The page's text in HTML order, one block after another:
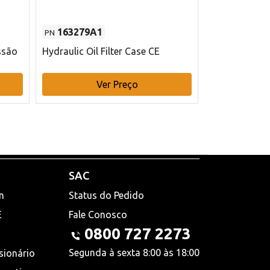
PN 163279A1
Hydraulic Oil Filter Case CE
Ver Preço
SAC
Status do Pedido
Fale Conosco
0800 727 2273
Segunda à sexta 8:00 às 18:00